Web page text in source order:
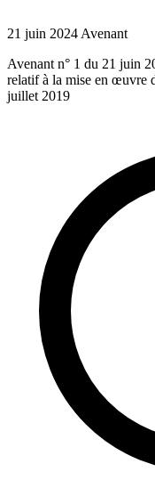
21 juin 2024 Avenant
Avenant n° 1 du 21 juin
relatif à la mise en œuvre
juillet 2019